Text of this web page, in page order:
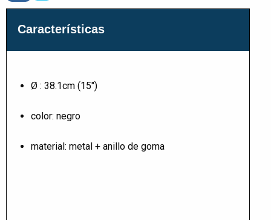
Características
Ø : 38.1cm (15")
color: negro
material: metal + anillo de goma